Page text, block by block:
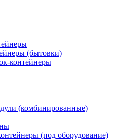
(бытовки)
контейнеры
(комбинированные)
(под оборудование)